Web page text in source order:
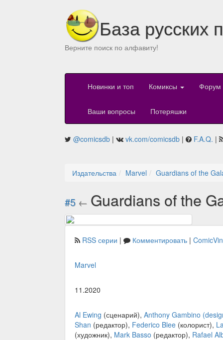
База русских
Верните поиск по алфавиту!
Новинки и топ Комиксы Форум
Ваши вопросы Потеряшки
@comicsdb | vk.com/comicsdb | F.A.Q. |
Издательства Marvel Guardians of the
#5 ← Guardians of the
RSS серии | Комментировать |
Marvel
11.2020
Al Ewing (сценарий), Anthony Gambino
Shan (редактор), Federico Blee (колорист),
(художник), Mark Basso (редактор), Rafael